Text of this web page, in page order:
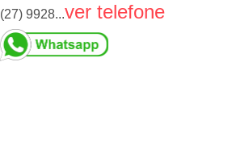
(27) 9928...ver telefone